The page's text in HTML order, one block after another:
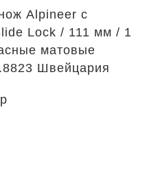
Alpineer с
Lock / 111 мм / 1
матовые
Швейцария